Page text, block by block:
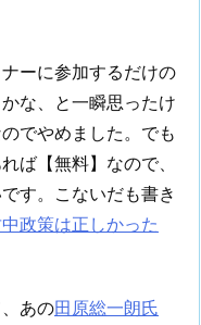
ーに参加するだけの
な、と一瞬思ったけ
でやめました。でも
ば【無料】なので、
す。こないだも書き
政策は正しかった
あの田原総一朗氏